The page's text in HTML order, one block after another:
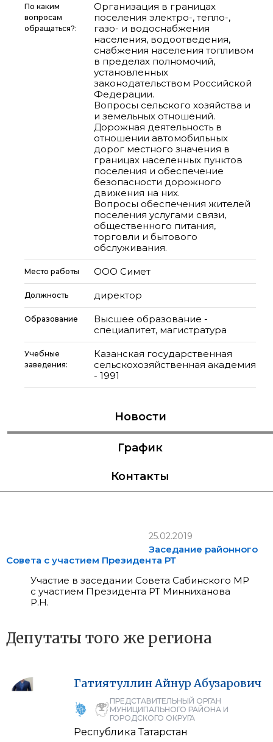
По каким
вопросам
обращаться?:
Организация в границах
поселения электро-, тепло-,
газо- и водоснабжения
населения, водоотведения,
снабжения населения топливом
в пределах полномочий,
установленных
законодательством Российской
Федерации.
Вопросы сельского хозяйства и
и земельных отношений.
Дорожная деятельность в
отношении автомобильных
дорог местного значения в
границах населенных пунктов
поселения и обеспечение
безопасности дорожного
движения на них.
Вопросы обеспечения жителей
поселения услугами связи,
общественного питания,
торговли и бытового
обслуживания.
Место работы ООО Симет
Должность директор
Образование
Высшее образование -
специалитет, магистратура
Учебные
заведения:
Казанская государственная
сельскохозяйственная академия
- 1991
Новости
График
Контакты
25.02.2019
Заседание районного
Совета с участием Президента РТ
Участие в заседании Совета Сабинского МР
с участием Президента РТ Минниханова
Р.Н.
Депутаты того же региона
ГатиятуллинАйнур Абузарович
ПРЕДСТАВИТЕЛЬНЫЙ ОРГАН
МУНИЦИПАЛЬНОГО РАЙОНА И
ГОРОДСКОГО ОКРУГА
Республика Татарстан